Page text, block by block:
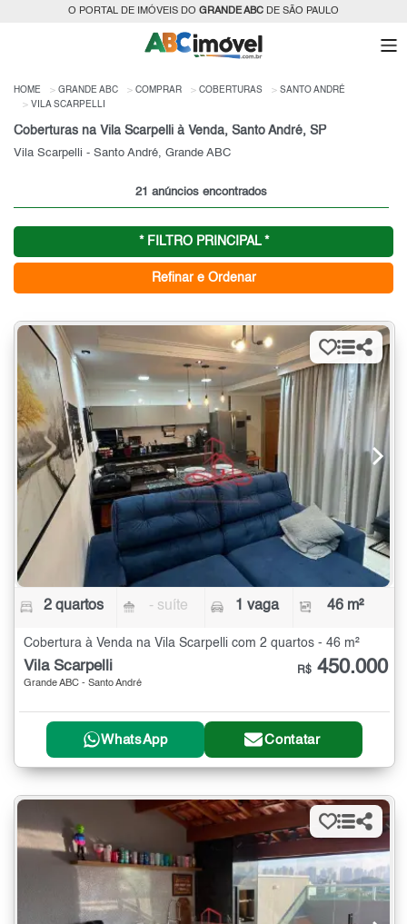
O PORTAL DE IMÓVEIS DO GRANDE ABC DE SÃO PAULO
HOME GRANDE ABC COMPRAR COBERTURAS
SANTO ANDRÉ
VILA SCARPELLI
Coberturas na Vila Scarpelli à Venda, Santo André, SP
Vila Scarpelli - Santo André, Grande ABC
21 anúncios encontrados
* FILTRO PRINCIPAL *
Refinar e Ordenar
2 quartos - suíte 1 vaga 46 m²
Cobertura à Venda na Vila Scarpelli com 2 quartos - 46 m²
Vila Scarpelli
Grande ABC - Santo André
R$ 450.000
WhatsApp Contatar